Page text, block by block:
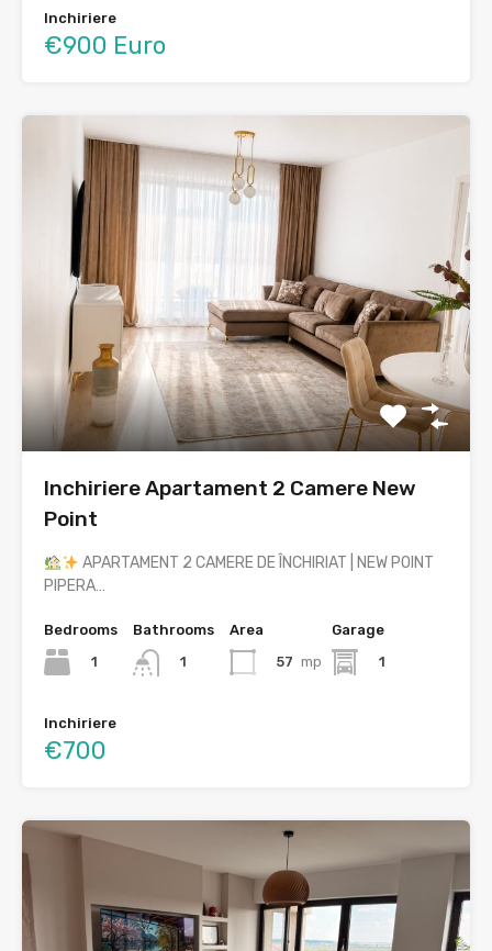
Inchiriere
€900 Euro
Inchiriere Apartament 2 Camere New
Point
APARTAMENT 2 CAMERE DE ÎNCHIRIAT | NEW POINT
PIPERA…
Bedrooms
1
Bathrooms
1
Area
57 mp
Garage
1
Inchiriere
€700